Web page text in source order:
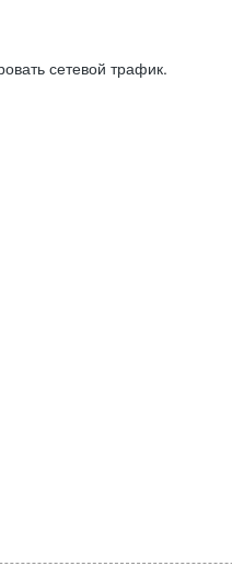
сетевой трафик.